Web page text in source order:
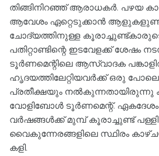
തിങ്ങിനിറഞ്ഞ് ആരാധകർ. പഴയ
ആവേശം ഏറ്റെടുക്കാൻ
ചോദ്യത്തിനുള്ള
പതിറ്റാണ്ടിന്റെ ഇടവേളക്ക് ശേഷം
ടൂർണമെന്റിലെ ആസ്വാദക
ഹൃദയത്തിലേറ്റിയവർക്ക് ഒരു
പ്രതീക്ഷയും നൽകുന്നതായിരുന്നു
വോളിബോൾ ടൂർണമെന്റ്. ഏകദേശം
വർഷങ്ങൾക്ക് മുമ്പ് കൂരാച്ചുണ്ട്
വൈകുന്നേരങ്ങളിലെ സ്ഥിരം
കളി.